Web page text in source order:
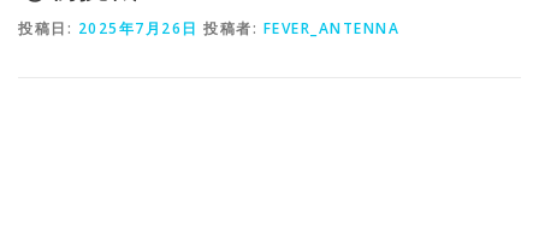
投稿日: 2025年7月26日 投稿者: FEVER_ANTENNA